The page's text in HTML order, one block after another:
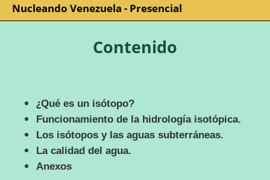
Nucleando Venezuela - Presencial
Contenido
¿Qué es un isótopo?
Funcionamiento de la hidrología isotópica.
Los isótopos y las aguas subterráneas.
La calidad del agua.
Anexos